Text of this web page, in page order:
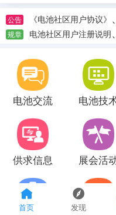
首页 发现
公告 《电池社区用户协议》
规章 电池社区用户注册说明
电池交流 电池技
供求信息 展会活